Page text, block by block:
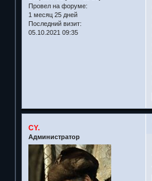
Провел на форуме:
1 месяц 25 дней
Последний визит:
05.10.2021 09:35
CY.
Администратор